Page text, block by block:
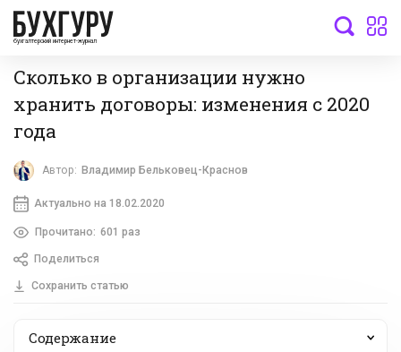
бухгалтерский интернет-журнал
Сколько в организации нужно
хранить договоры: изменения с 2020
года
Автор: Владимир Бельковец-Краснов
Актуально на 18.02.2020
Прочитано: 601 раз
Поделиться
Сохранить статью
Содержание